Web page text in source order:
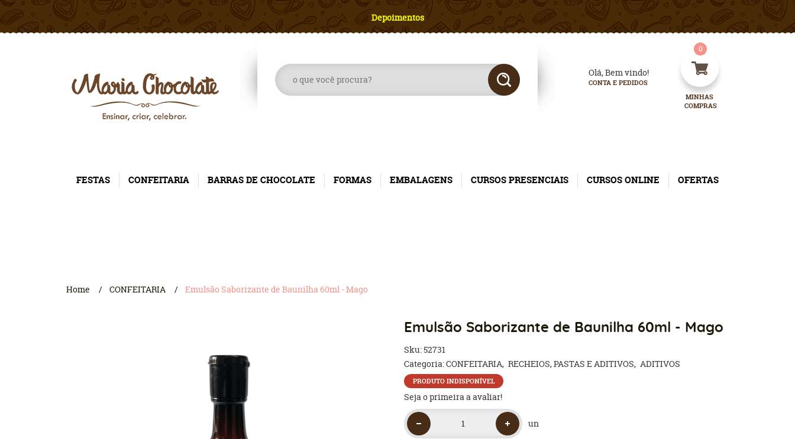
Depoimentos
Olá, Bem vindo!
CONTA E PEDIDOS
MINHAS
COMPRAS
0
FESTAS CONFEITARIA BARRAS DE CHOCOLATE FORMAS EMBALAGENS CURSOS PRESENCIAIS CURSOS ONLINE OFERTAS
Home CONFEITARIA Emulsão Saborizante de Baunilha 60ml - Mago
Emulsão Saborizante de Baunilha 60ml - Mago
Sku:52731
Categoria:CONFEITARIA RECHEIOS, PASTAS E ADITIVOS ADITIVOS
PRODUTO INDISPONÍVEL
Seja o primeira a avaliar!
un